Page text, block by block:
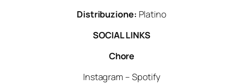
Distribuzione: Platino
SOCIAL LINKS
Chore
Instagram – Spotify